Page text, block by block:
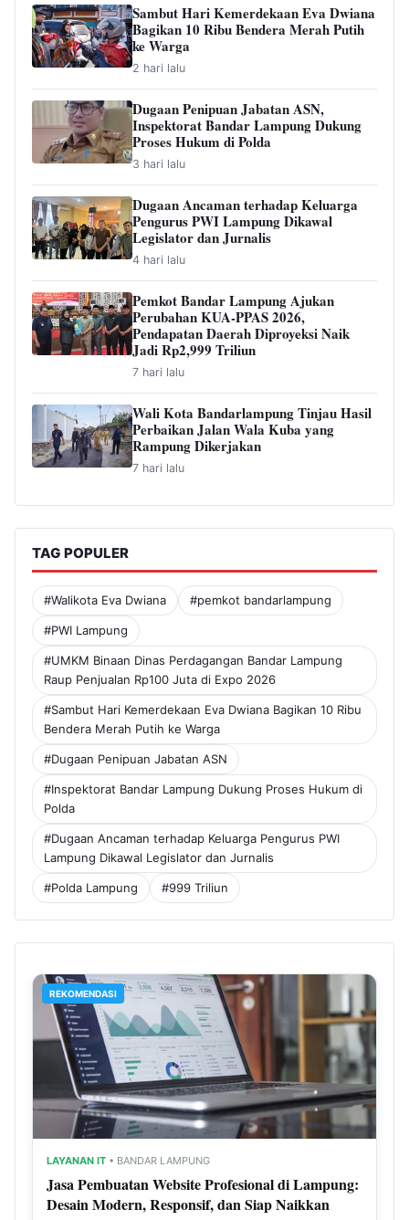
Sambut Hari Kemerdekaan Eva Dwiana
Bagikan 10 Ribu Bendera Merah Putih
ke Warga
2 hari lalu
Dugaan Penipuan Jabatan ASN,
Inspektorat Bandar Lampung Dukung
Proses Hukum di Polda
3 hari lalu
Dugaan Ancaman terhadap Keluarga
Pengurus PWI Lampung Dikawal
Legislator dan Jurnalis
4 hari lalu
Pemkot Bandar Lampung Ajukan
Perubahan KUA-PPAS 2026,
Pendapatan Daerah Diproyeksi Naik
Jadi Rp2,999 Triliun
7 hari lalu
Wali Kota Bandarlampung Tinjau Hasil
Perbaikan Jalan Wala Kuba yang
Rampung Dikerjakan
7 hari lalu
TAG POPULER
#Walikota Eva Dwiana #pemkot bandarlampung
#PWI Lampung
#UMKM Binaan Dinas Perdagangan Bandar Lampung
Raup Penjualan Rp100 Juta di Expo 2026
#Sambut Hari Kemerdekaan Eva Dwiana Bagikan 10 Ribu
Bendera Merah Putih ke Warga
#Dugaan Penipuan Jabatan ASN
#Inspektorat Bandar Lampung Dukung Proses Hukum di
Polda
#Dugaan Ancaman terhadap Keluarga Pengurus PWI
Lampung Dikawal Legislator dan Jurnalis
#Polda Lampung #999 Triliun
REKOMENDASI
LAYANAN IT • BANDAR LAMPUNG
Jasa Pembuatan Website Profesional di Lampung:
Desain Modern, Responsif, dan Siap Naikkan